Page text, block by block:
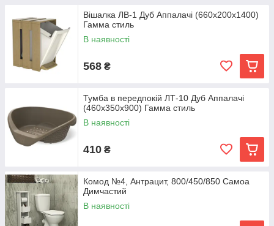
Вішалка ЛВ-1 Дуб Аппалачі (660x200x1400)
Гамма стиль
В наявності
568 ₴
Тумба в передпокій ЛТ-10 Дуб Аппалачі
(460x350x900) Гамма стиль
В наявності
410 ₴
Комод №4, Антрацит, 800/450/850 Самоа
Димчастий
В наявності